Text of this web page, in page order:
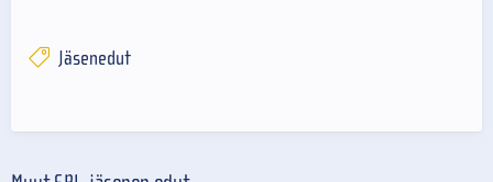
Jäsenedut